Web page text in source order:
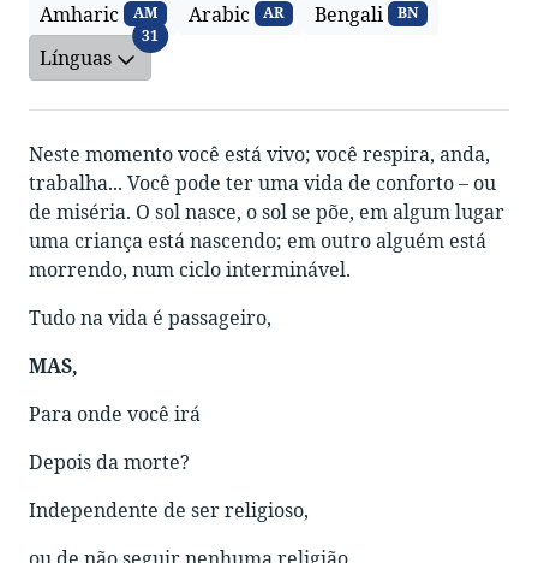
Amharic AM Arabic AR Bengali BN
Línguas
31 Línguas
Neste momento você está vivo; você respira, anda,
trabalha... Você pode ter uma vida de conforto – ou
de miséria. O sol nasce, o sol se põe, em algum lugar
uma criança está nascendo; em outro alguém está
morrendo, num ciclo interminável.
Tudo na vida é passageiro,
MAS,
Para onde você irá
Depois da morte?
Independente de ser religioso,